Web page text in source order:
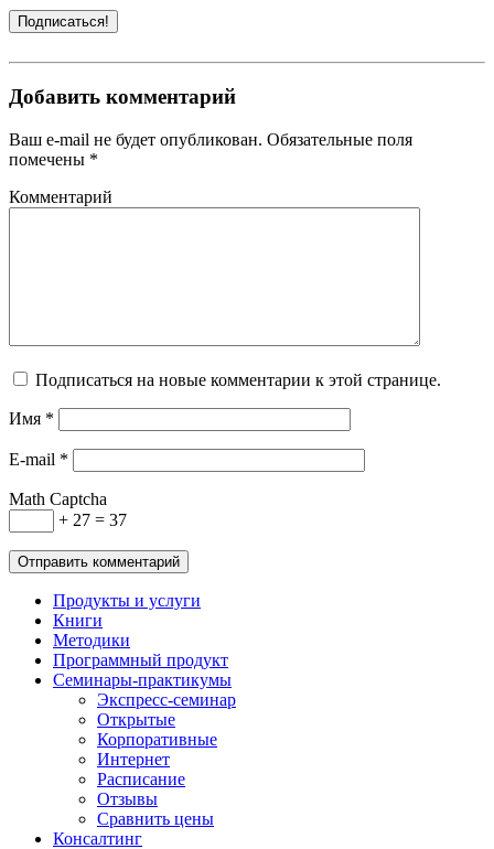
Добавить комментарий
Ваш e-mail не будет опубликован. Обязательные поля
помечены *
Комментарий
Подписаться на новые комментарии к этой странице.
Имя *
E-mail *
Math Captcha
+ 27 = 37
Продукты и услуги
Книги
Методики
Программный продукт
Семинары-практикумы
Экспресс-семинар
Открытые
Корпоративные
Интернет
Расписание
Отзывы
Сравнить цены
Консалтинг